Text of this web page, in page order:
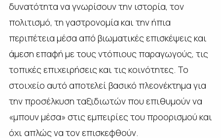
δυνατότητα να γνωρίσουν την ιστορία, τον
πολιτισμό, τη γαστρονομία και την ήπια
περιπέτεια μέσα από βιωματικές επισκέψεις και
άμεση επαφή με τους ντόπιους παραγωγούς, τις
τοπικές επιχειρήσεις και τις κοινότητες. Το
στοιχείο αυτό αποτελεί βασικό πλεονέκτημα για
την προσέλκυση ταξιδιωτών που επιθυμούν να
«μπουν μέσα» στις εμπειρίες του προορισμού και
όχι απλώς να τον επισκεφθούν.